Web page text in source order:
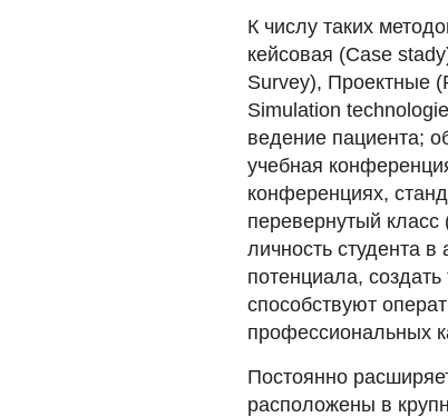
К числу таких
кейсовая (Case
Survey), Проектные
Simulation
ведение пациента;
учебная
конференциях,
перевернутый
личность студента
потенциала,
способствуют
профессиональных
Постоянно
расположены в